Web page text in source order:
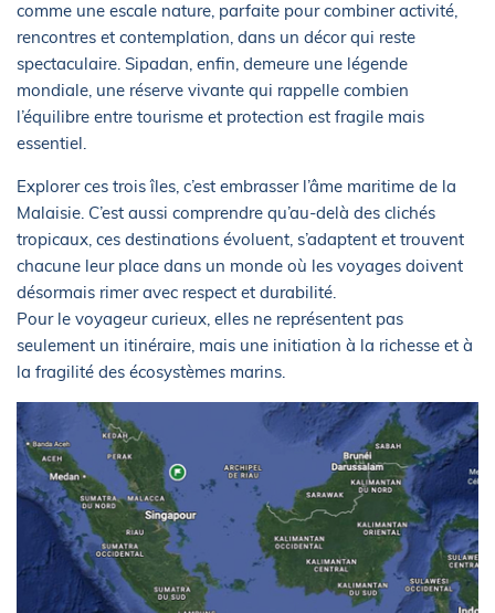
comme une escale nature, parfaite pour combiner activité,
rencontres et contemplation, dans un décor qui reste
spectaculaire. Sipadan, enfin, demeure une légende
mondiale, une réserve vivante qui rappelle combien
l’équilibre entre tourisme et protection est fragile mais
essentiel.
Explorer ces trois îles, c’est embrasser l’âme maritime de la
Malaisie. C’est aussi comprendre qu’au-delà des clichés
tropicaux, ces destinations évoluent, s’adaptent et trouvent
chacune leur place dans un monde où les voyages doivent
désormais rimer avec respect et durabilité.
Pour le voyageur curieux, elles ne représentent pas
seulement un itinéraire, mais une initiation à la richesse et à
la fragilité des écosystèmes marins.